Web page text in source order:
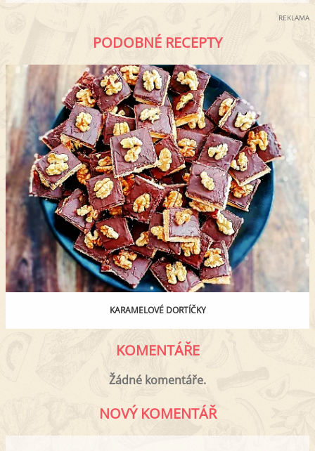
REKLAMA
PODOBNÉ RECEPTY
KARAMELOVÉ DORTÍČKY
KOMENTÁŘE
Žádné komentáře.
NOVÝ KOMENTÁŘ